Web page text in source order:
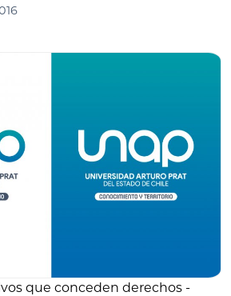
que conceden derechos -